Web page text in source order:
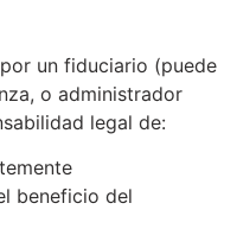
un fiduciario (puede
o administrador
legal de:
beneficio del